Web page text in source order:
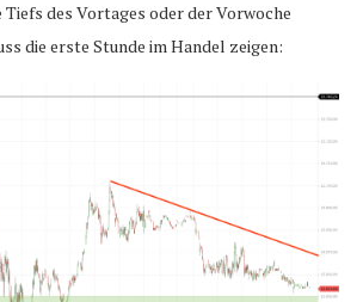
des Vortages oder der Vorwoche
die erste Stunde im Handel zeigen: